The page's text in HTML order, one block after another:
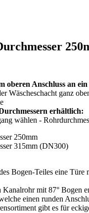
oberen Anschluss an
Wäscheschacht ganz
erhältlich:
wählen -
250mm
315mm (DN300)
Bogen-Teiles eine
mit 87° Bogen
einen runden
gibt es für